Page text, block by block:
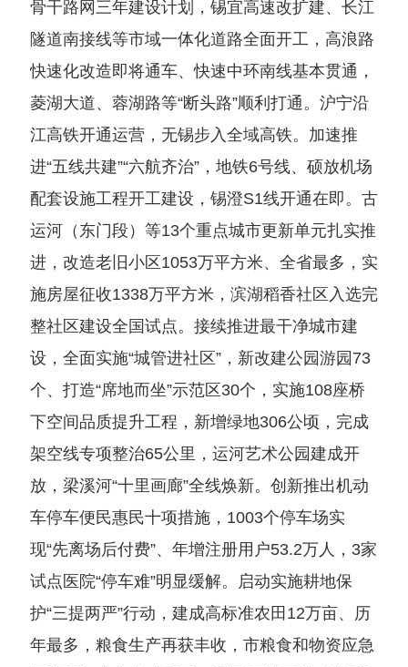
骨干路网三年建设计划，锡宜高速改扩建、长江
隧道南接线等市域一体化道路全面开工，高浪路
快速化改造即将通车、快速中环南线基本贯通，
菱湖大道、蓉湖路等“断头路”顺利打通。沪宁沿
江高铁开通运营，无锡步入全域高铁。加速推
进“五线共建”“六航齐治”，地铁6号线、硕放机场
配套设施工程开工建设，锡澄S1线开通在即。古
运河（东门段）等13个重点城市更新单元扎实推
进，改造老旧小区1053万平方米、全省最多，实
施房屋征收1338万平方米，滨湖稻香社区入选完
整社区建设全国试点。接续推进最干净城市建
设，全面实施“城管进社区”，新改建公园游园73
个、打造“席地而坐”示范区30个，实施108座桥
下空间品质提升工程，新增绿地306公顷，完成
架空线专项整治65公里，运河艺术公园建成开
放，梁溪河“十里画廊”全线焕新。创新推出机动
车停车便民惠民十项措施，1003个停车场实
现“先离场后付费”、年增注册用户53.2万人，3家
试点医院“停车难”明显缓解。启动实施耕地保
护“三提两严”行动，建成高标准农田12万亩、历
年最多，粮食生产再获丰收，市粮食和物资应急